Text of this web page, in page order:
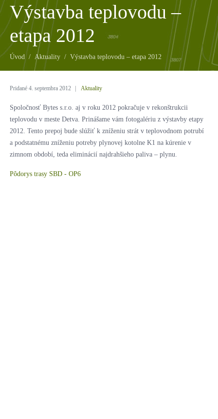
Výstavba teplovodu –
etapa 2012
Úvod Aktuality Výstavba teplovodu – etapa 2012
Pridané 4. septembra 2012 Aktuality
Spoločnosť Bytes s.r.o. aj v roku 2012 pokračuje v rekonštrukcii
teplovodu v meste Detva. Prinášame vám fotogalériu z výstavby etapy
2012. Tento prepoj bude slúžiť k zníženiu strát v teplovodnom potrubí
a podstatnému zníženiu potreby plynovej kotolne K1 na kúrenie v
zimnom období, teda eliminácií najdrahšieho paliva – plynu.
Pôdorys trasy SBD - OP6